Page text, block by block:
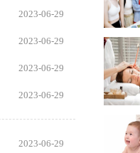
2023-06-29
2023-06-29
2023-06-29
2023-06-29
2023-06-29